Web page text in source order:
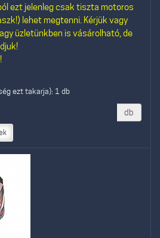
ezt jelenleg csak tiszta motoros
lehet megtenni. Kérjük vagy
üzletünkben is vásárolható, de
ezt takarja): 1 db
db